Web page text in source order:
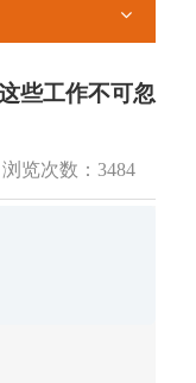
些工作不可忽
浏览次数： 3484